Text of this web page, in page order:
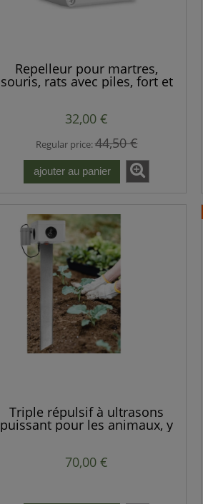
Repelleur pour martres,
souris, rats avec piles, fort et
résistant, portable avec piles.
32,00 €
Regular price:44,50 €
ajouter au panier
Triple répulsif à ultrasons
puissant pour les animaux, y
compris les martres, les
autres rongeurs
70,00 €